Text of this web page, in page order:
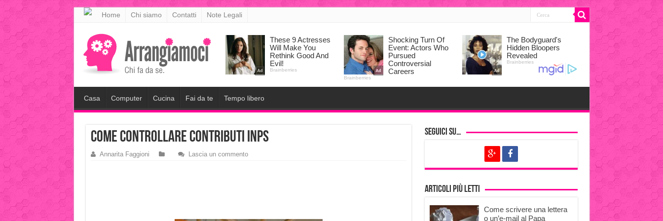
meritking
giriş
kingroyal
giriş
Home Chi siamo Contatti Note Legali
Casa Computer Cucina Fai da te Tempo libero
come controllare contributi inps
Annarita Faggioni Lascia un commento
Seguici su…
Articoli più letti
Come scrivere una lettera
o un’e-mail al Papa